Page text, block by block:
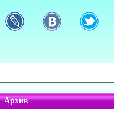
Архив